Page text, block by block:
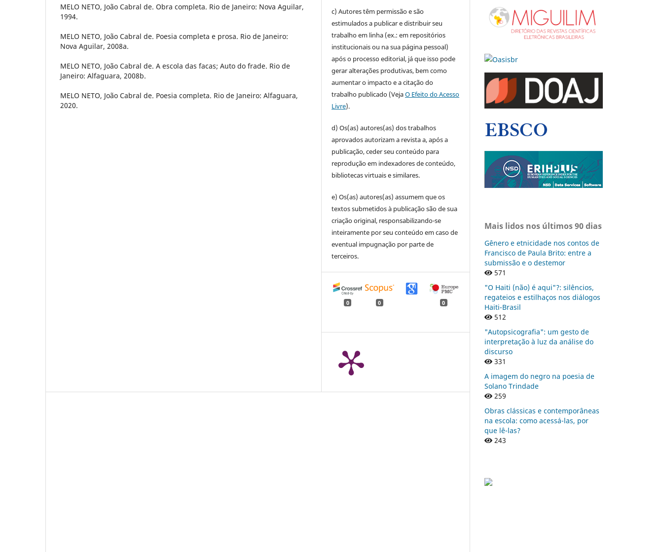
MELO NETO, João Cabral de. Obra completa. Rio de Janeiro: Nova Aguilar,
1994.
MELO NETO, João Cabral de. Poesia completa e prosa. Rio de Janeiro:
Nova Aguilar, 2008a.
MELO NETO, João Cabral de. A escola das facas; Auto do frade. Rio de
Janeiro: Alfaguara, 2008b.
MELO NETO, João Cabral de. Poesia completa. Rio de Janeiro: Alfaguara,
2020.
c) Autores têm permissão e são
estimulados a publicar e distribuir seu
trabalho em linha (ex.: em repositórios
institucionais ou na sua página pessoal)
após o processo editorial, já que isso pode
gerar alterações produtivas, bem como
aumentar o impacto e a citação do
trabalho publicado (VejaO Efeito do Acesso
Livre).
d) Os(as) autores(as) dos trabalhos
aprovados autorizam a revista a, após a
publicação, ceder seu conteúdo para
reprodução em indexadores de conteúdo,
bibliotecas virtuais e similares.
e) Os(as) autores(as) assumem que os
textos submetidos à publicação são de sua
criação original, responsabilizando-se
inteiramente por seu conteúdo em caso de
eventual impugnação por parte de
terceiros.
0 0 0
Mais lidos nos últimos 90 dias
Gênero e etnicidade nos contos de
Francisco de Paula Brito: entre a
submissão e o destemor
571
"O Haiti (não) é aqui"?: silêncios,
regateios e estilhaços nos diálogos
Haiti-Brasil
512
"Autopsicografia": um gesto de
interpretação à luz da análise do
discurso
331
A imagem do negro na poesia de
Solano Trindade
259
Obras clássicas e contemporâneas
na escola: como acessá-las, por
que lê-las?
243